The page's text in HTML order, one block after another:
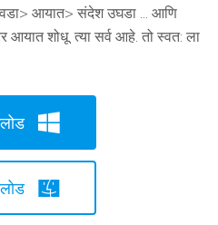
आयात> संदेश उघडा ... आणि
आयात शोधू. त्या सर्व आहे. तो स्वत: ला